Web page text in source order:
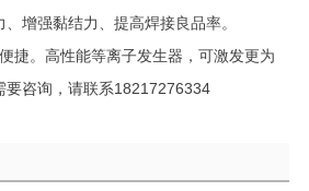
增强黏结力、提高焊接良品率。
捷。高性能等离子发生器，可激发更为
要咨询，请联系18217276334